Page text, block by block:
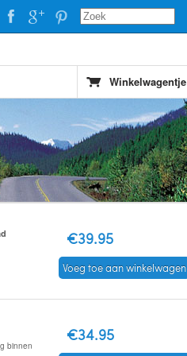
Winkelwagentje
€39.95
Voeg toe aan winkelwagen
binnen
€34.95